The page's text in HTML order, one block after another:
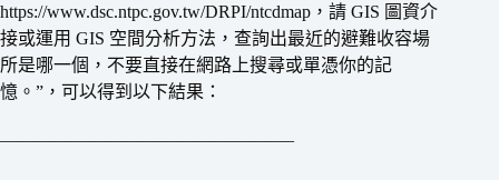
https://www.dsc.ntpc.gov.tw/DRPI/ntcdmap，請 GIS 圖資介
接或運用 GIS 空間分析方法，查詢出最近的避難收容場
所是哪一個，不要直接在網路上搜尋或單憑你的記
憶。”，可以得到以下結果：
————————————————–